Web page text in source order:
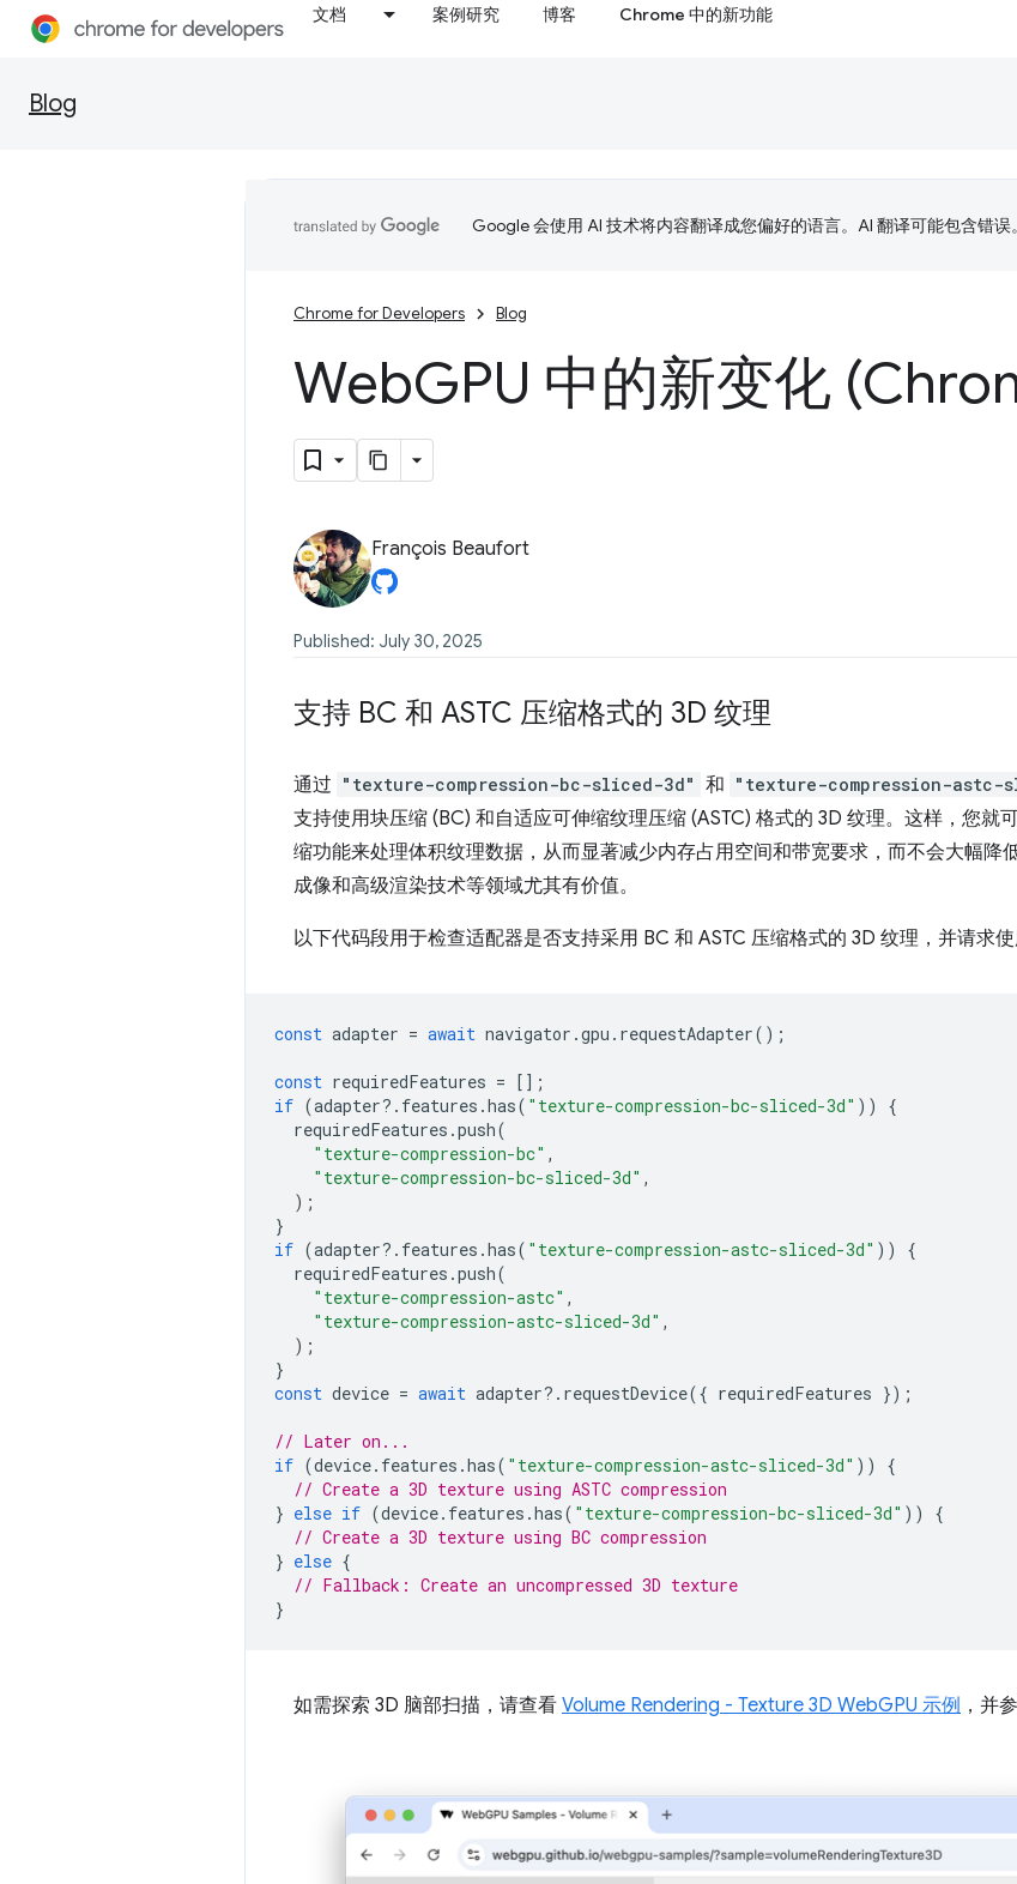
文档 案例研究 博客 Chrome 中的新功能
Blog
Google 会使用 AI 技术将内容翻译成您偏好的语言。AI 翻译可能包含错误。
Chrome for Developers Blog
WebGPU 中的新变化
François Beaufort
Published: July 30, 2025
支持 BC 和 ASTC 压缩格式的 3D 纹理
通过 "texture-compression-bc-sliced-3d" 和 "texture-compression-astc-
支持使用块压缩 (BC) 和自适应可伸缩纹理压缩 (ASTC) 格式的 3D 纹理。这样，您就
缩功能来处理体积纹理数据，从而显著减少内存占用空间和带宽要求，而不会大幅降
成像和高级渲染技术等领域尤其有价值。
以下代码段用于检查适配器是否支持采用 BC 和 ASTC 压缩格式的 3D 纹理，并请求
const adapter = await navigator .gpu . requestAdapter();
const requiredFeatures = [];
if (adapter? . features .has( "texture-compression-bc-sliced-3d" ))
{
requiredFeatures .push(
"texture-compression-bc" ,
"texture-compression-bc-sliced-3d" ,
);
}
if (adapter? . features .has( "texture-compression-astc-sliced-3d" ))
{
requiredFeatures .push(
"texture-compression-astc" ,
"texture-compression-astc-sliced-3d" ,
);
}
const device = await adapter? . requestDevice({ requiredFeatures });
// Later on...
if (device. features .has( "texture-compression-astc-sliced-3d" ))
{
// Create a 3D texture using ASTC compression
} else if (device. features .has( "texture-compression-bc-sliced-3d" ))
{
// Create a 3D texture using BC compression
} else {
// Fallback: Create an uncompressed 3D texture
}
如需探索 3D 脑部扫描，请查看 Volume Rendering - Texture 3D WebGPU 示例 ，并